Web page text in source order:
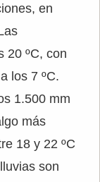
en
20 ºC, con
los 7 ºC.
1.500 mm
más
18 y 22 ºC
son